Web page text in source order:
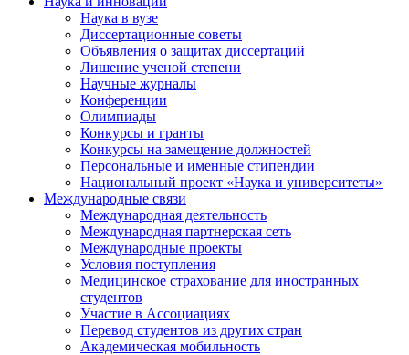
Наука в вузе
Диссертационные советы
Объявления о защитах диссертаций
Лишение ученой степени
Научные журналы
Конференции
Олимпиады
Конкурсы и гранты
Конкурсы на замещение должностей
Персональные и именные стипендии
Национальный проект «Наука и университеты»
Международные связи
Международная деятельность
Международная партнерская сеть
Международные проекты
Условия поступления
Медицинское страхование для иностранных
студентов
Участие в Ассоциациях
Перевод студентов из других стран
Академическая мобильность